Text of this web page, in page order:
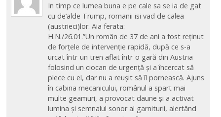
In timp ce lumea buna e pe cale sa se ia de gat
cu de’alde Trump, romanii isi vad de calea
(austrieci)lor. Aia ferata:
H.N./26.01.”Un român de 37 de ani a fost reţinut
de forţele de intervenţie rapidă, după ce s-a
urcat într-un tren aflat într-o gară din Austria
folosind un ciocan de urgenţă şi a încercat să
plece cu el, dar nu a reuşit să îl pornească. Ajuns
în cabina mecanicului, românul a spart mai
multe geamuri, a provocat daune şi a activat
lumina şi semnalul sonor al garniturii, alertând